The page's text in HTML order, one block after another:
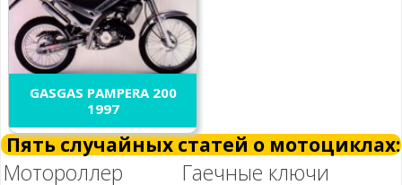
GASGAS PAMPERA 200
1997
Пять случайных статей о мотоциклах:
Мотороллер
Гаечные ключи